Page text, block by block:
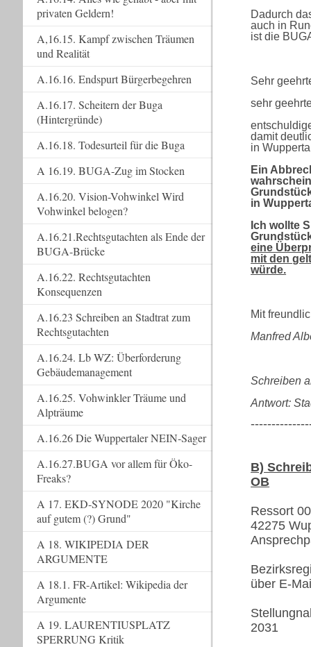
Dadurch
auch in
ist die
Sehr
sehr
damit
in
Ein
in
Ich wollte
eine
mit den
würde.
Mit
Manfred
Schreiben
Antwort:
B)
OB
Ressort
42275
über E-
2031
privaten Geldern!
A,16.15. Kampf zwischen Träumen
und Realität
A.16.16. Endspurt Bürgerbegehren
A.16.17. Scheitern der Buga
(Hintergründe)
A.16.18. Todesurteil für die Buga
A 16.19. BUGA-Zug im Stocken
A.16.20. Vision-Vohwinkel Wird
Vohwinkel belogen?
A.16.21.Rechtsgutachten als Ende der
BUGA-Brücke
A.16.22. Rechtsgutachten
Konsequenzen
A.16.23 Schreiben an Stadtrat zum
Rechtsgutachten
A.16.24. Lb WZ: Überforderung
Gebäudemanagement
A.16.25. Vohwinkler Träume und
Alpträume
A.16.26 Die Wuppertaler NEIN-Sager
A.16.27.BUGA vor allem für Öko-
Freaks?
A 17. EKD-SYNODE 2020 "Kirche
auf gutem (?) Grund"
A 18. WIKIPEDIA DER
ARGUMENTE
A 18.1. FR-Artikel: Wikipedia der
Argumente
A 19. LAURENTIUSPLATZ
SPERRUNG Kritik